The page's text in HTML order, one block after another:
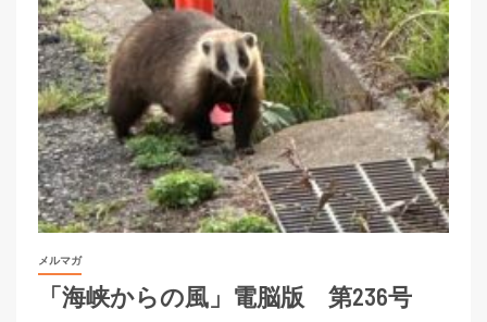
メルマガ
「海峡からの風」電脳版 第236号